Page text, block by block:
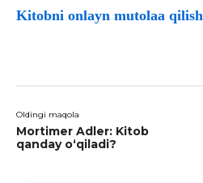
Kitobni onlayn mutolaa qilish
Oldingi maqola
Mortimer Adler: Kitob
qanday o‘qiladi?